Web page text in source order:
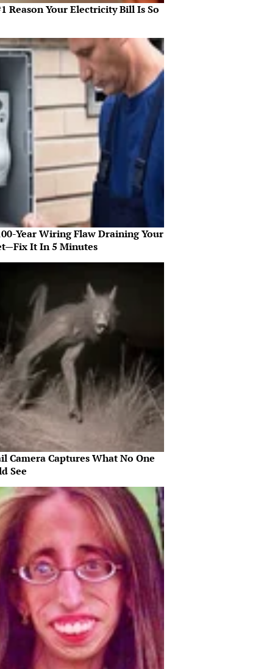
Reason Your Electricity Bill Is So
Year Wiring Flaw Draining Your
It In 5 Minutes
Camera Captures What No One
See